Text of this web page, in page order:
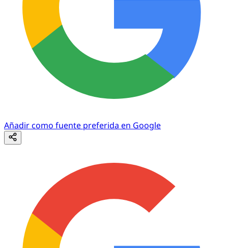
Añadir como fuente preferida en Google